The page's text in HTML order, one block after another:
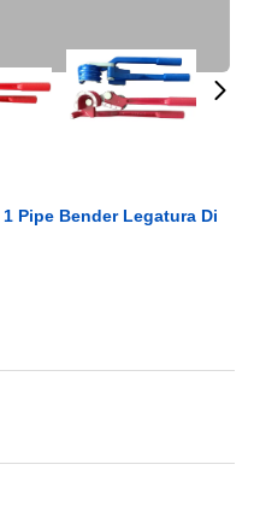
Pipe Bender Legatura Di